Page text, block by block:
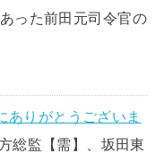
った前田元司令官の
ありがとうございま
総監【需】、坂田東